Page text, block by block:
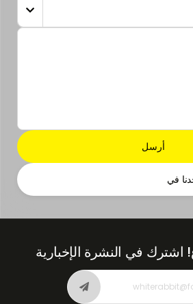

في
اشترك في النشرة الإخبارية